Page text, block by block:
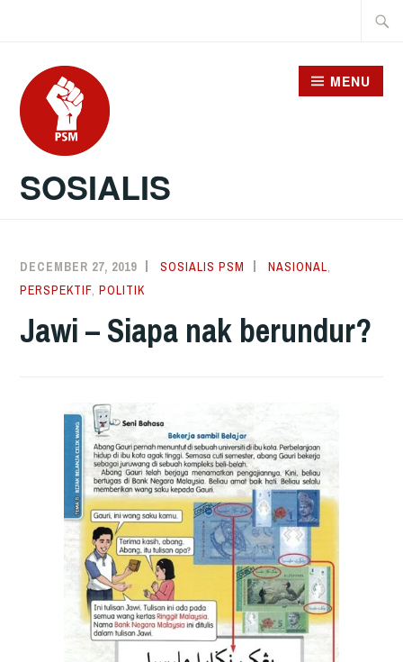
content
SOSIALIS
MENU
DECEMBER 27, 2019 SOSIALIS PSM NASIONAL
PERSPEKTIF ,POLITIK
Jawi – Siapa nak berundur?